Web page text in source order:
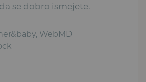
se dobro ismejete.
WebMD